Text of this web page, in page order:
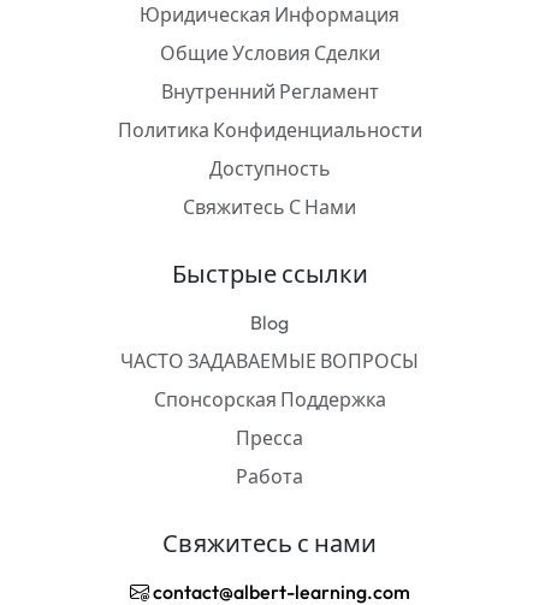
Юридическая Информация
Общие Условия Сделки
Внутренний Регламент
Политика Конфиденциальности
Доступность
Свяжитесь С Нами
Быстрые ссылки
Blog
ЧАСТО ЗАДАВАЕМЫЕ ВОПРОСЫ
Спонсорская Поддержка
Пресса
Работа
Свяжитесь с нами
contact@albert-learning.com